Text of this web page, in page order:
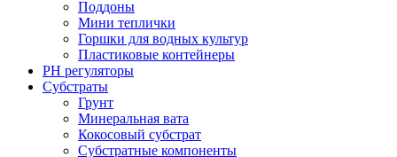
Поддоны
Мини теплички
Горшки для водных культур
Пластиковые контейнеры
PH регуляторы
Субстраты
Грунт
Минеральная вата
Кокосовый субстрат
Субстратные компоненты